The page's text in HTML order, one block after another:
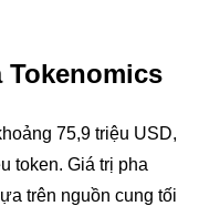
75,9 triệu USD,
token. Giá trị pha
trên nguồn cung tối